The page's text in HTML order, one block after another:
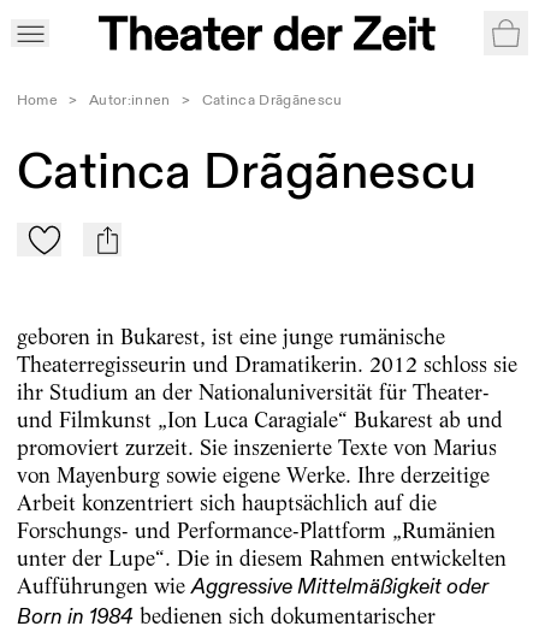
Home > Autor:innen > Catinca Drãgãnescu
Catinca Drãgãnescu
Zu Mein-TdZ hinzufügen
mail
geboren in Bukarest, ist eine junge rumänische
Theaterregisseurin und Dramatikerin. 2012 schloss sie
ihr Studium an der Nationaluniversität für Theater-
und Filmkunst „Ion Luca Caragiale“ Bukarest ab und
promoviert zurzeit. Sie inszenierte Texte von Marius
von Mayenburg sowie eigene Werke. Ihre derzeitige
Arbeit konzentriert sich hauptsächlich auf die
Forschungs- und Performance-Plattform „Rumänien
unter der Lupe“. Die in diesem Rahmen entwickelten
Aufführungen wie Aggressive Mittelmäßigkeit oder
Born in 1984bedienen sich dokumentarischer